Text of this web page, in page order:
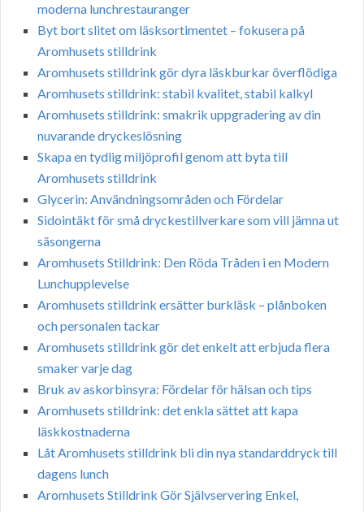
moderna lunchrestauranger
Byt bort slitet om läsksortimentet – fokusera på
Aromhusets stilldrink
Aromhusets stilldrink gör dyra läskburkar överflödiga
Aromhusets stilldrink: stabil kvalitet, stabil kalkyl
Aromhusets stilldrink: smakrik uppgradering av din
nuvarande dryckeslösning
Skapa en tydlig miljöprofil genom att byta till
Aromhusets stilldrink
Glycerin: Användningsområden och Fördelar
Sidointäkt för små dryckestillverkare som vill jämna ut
säsongerna
Aromhusets Stilldrink: Den Röda Tråden i en Modern
Lunchupplevelse
Aromhusets stilldrink ersätter burkläsk – plånboken
och personalen tackar
Aromhusets stilldrink gör det enkelt att erbjuda flera
smaker varje dag
Bruk av askorbinsyra: Fördelar för hälsan och tips
Aromhusets stilldrink: det enkla sättet att kapa
läskkostnaderna
Låt Aromhusets stilldrink bli din nya standarddryck till
dagens lunch
Aromhusets Stilldrink Gör Självservering Enkel,